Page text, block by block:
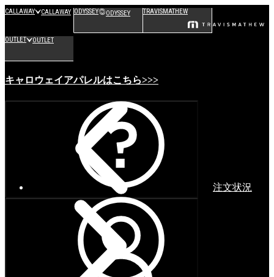
CALLAWAY CALLAWAY ODYSSEY ODYSSEY TRAVISMATHEW
OUTLET OUTLET
キャロウェイアパレルはこちら>>>
注文状況